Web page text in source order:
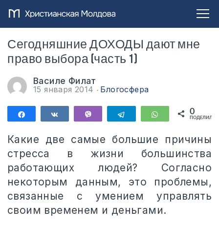
Сегодняшние ДОХОДЫ дают мне
право выбора (часть 1)
Василе Филат
15 января 2014 Блогосфера
ПоделитьсяПоделиться Telegram WhatsApp
0
Какие две самые большие причины
стресса в жизни большинства
работающих людей? Согласно
некоторым данным, это проблемы,
связанные с умением управлять
своим временем и деньгами.